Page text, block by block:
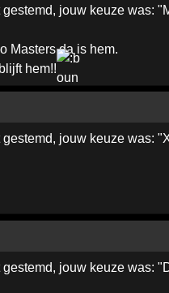
gestemd, jouw keuze was:
Masters da is hem.
hem!!
gestemd, jouw keuze was:
gestemd, jouw keuze was: